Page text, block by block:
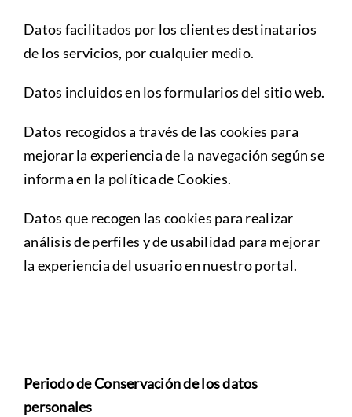
Datos facilitados por los clientes destinatarios
de los servicios, por cualquier medio.
Datos incluidos en los formularios del sitio web.
Datos recogidos a través de las cookies para
mejorar la experiencia de la navegación según se
informa en la política de Cookies.
Datos que recogen las cookies para realizar
análisis de perfiles y de usabilidad para mejorar
la experiencia del usuario en nuestro portal.
Periodo de Conservación de los datos
personales